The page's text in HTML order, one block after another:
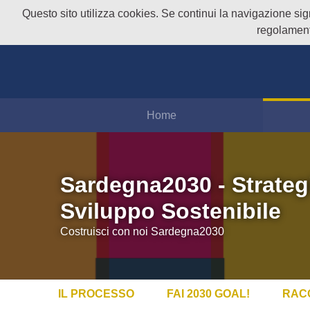
Questo sito utilizza cookies. Se continui la navigazione
Home
Sardegna2030 -
Sviluppo Sostenibile
Costruisci con noi Sardegna2030
IL PROCESSO FAI 2030 GOAL!